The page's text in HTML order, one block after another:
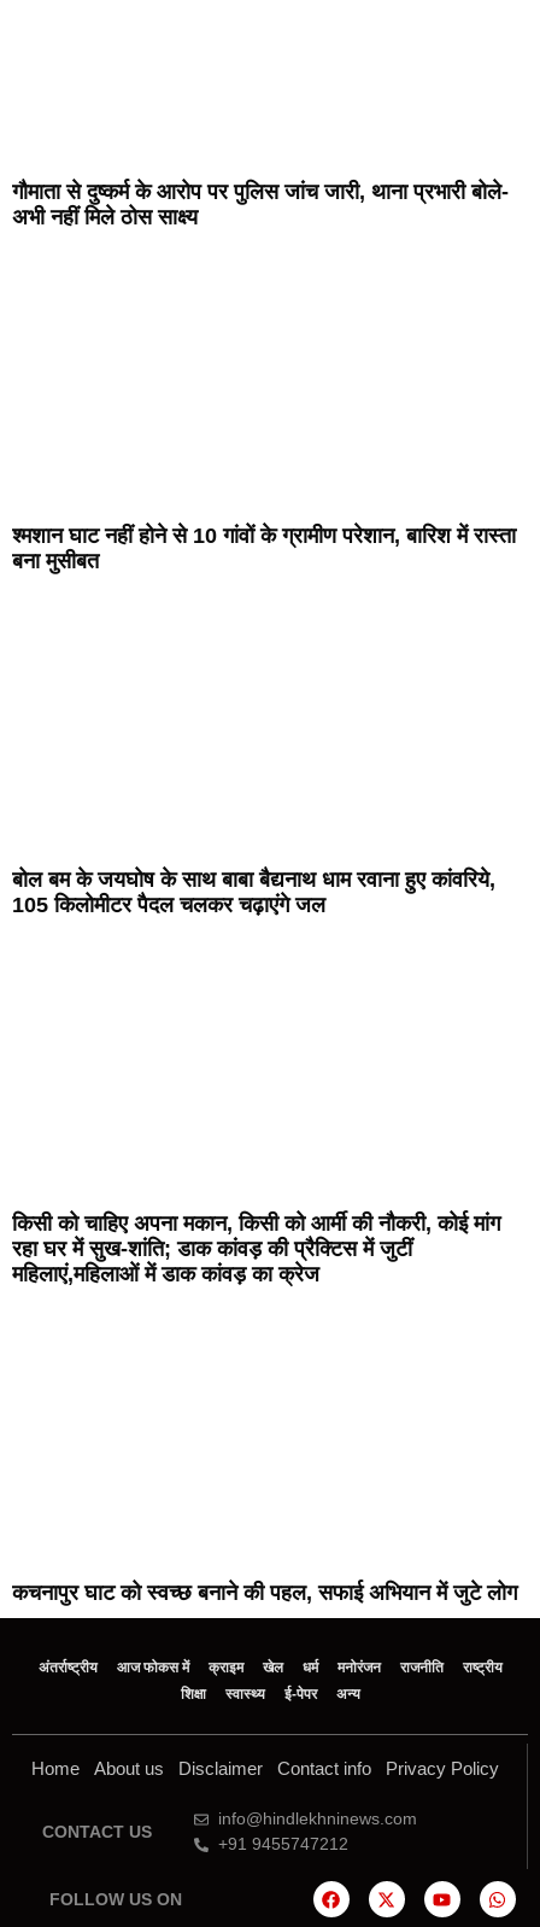
गौमाता से दुष्कर्म के आरोप पर पुलिस जांच जारी, थाना प्रभारी बोले-
अभी नहीं मिले ठोस साक्ष्य
श्मशान घाट नहीं होने से 10 गांवों के ग्रामीण परेशान, बारिश में रास्ता
बना मुसीबत
बोल बम के जयघोष के साथ बाबा बैद्यनाथ धाम रवाना हुए कांवरिये,
105 किलोमीटर पैदल चलकर चढ़ाएंगे जल
किसी को चाहिए अपना मकान, किसी को आर्मी की नौकरी, कोई मांग
रहा घर में सुख-शांति; डाक कांवड़ की प्रैक्टिस में जुटीं
महिलाएं,महिलाओं में डाक कांवड़ का क्रेज
कचनापुर घाट को स्वच्छ बनाने की पहल, सफाई अभियान में जुटे लोग
अंतर्राष्ट्रीय आज फोकस में क्राइम खेल धर्म मनोरंजन राजनीति
राष्ट्रीय
शिक्षा
स्वास्थ्य ई-पेपर अन्य
Home About us Disclaimer Contact info Privacy Policy
CONTACT US
info@hindlekhninews.com
+91 9455747212
FOLLOW US ON